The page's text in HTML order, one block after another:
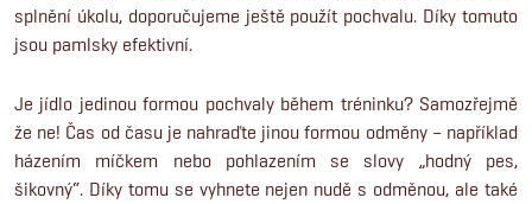
splnění úkolu, doporučujeme ještě použít pochvalu. Díky tomuto
jsou pamlsky efektivní.
Je jídlo jedinou formou pochvaly během tréninku? Samozřejmě
že ne! Čas od času je nahraďte jinou formou odměny – například
házením míčkem nebo pohlazením se slovy „hodný pes,
šikovný“. Díky tomu se vyhnete nejen nudě s odměnou, ale také